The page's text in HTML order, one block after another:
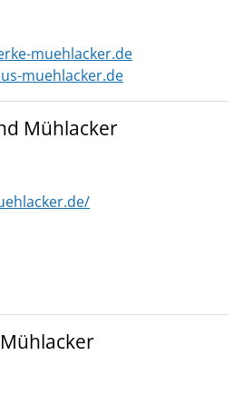
muehlacker.de
muehlacker.de
Mühlacker